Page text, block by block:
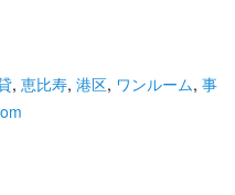
, 恵比寿, 港区, ワンルーム, 事